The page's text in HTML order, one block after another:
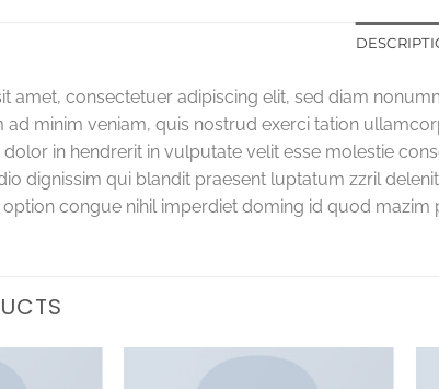
amet, consectetuer adipiscing elit, sed diam
ad minim veniam, quis nostrud exerci tation
in hendrerit in vulputate velit esse molestie
dignissim qui blandit praesent luptatum zzril
congue nihil imperdiet doming id quod